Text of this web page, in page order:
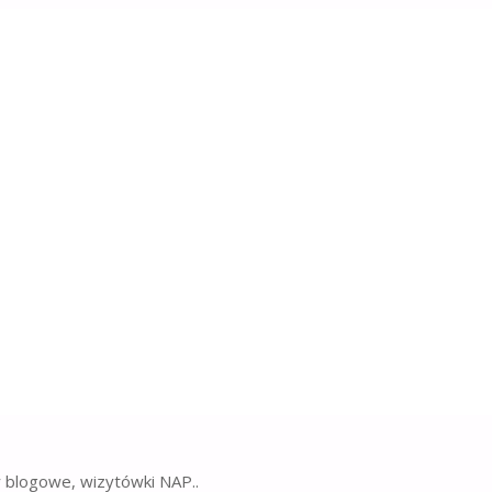
blogowe, wizytówki NAP..
miejscu
pojazdu z nawierzchnią, ale również kluczowym